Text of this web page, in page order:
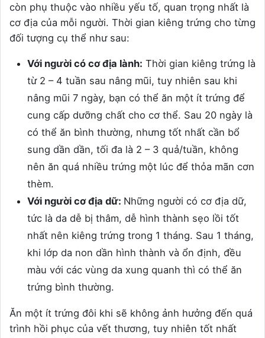
còn phụ thuộc vào nhiều yếu tố, quan trọng nhất là
cơ địa của mỗi người. Thời gian kiêng trứng cho từng
đối tượng cụ thể như sau:
Với người có cơ địa lành: Thời gian kiêng trứng là
từ 2 – 4 tuần sau nâng mũi, tuy nhiên sau khi
nâng mũi 7 ngày, bạn có thể ăn một ít trứng để
cung cấp dưỡng chất cho cơ thể. Sau 20 ngày là
có thể ăn bình thường, nhưng tốt nhất cần bổ
sung dần dần, tối đa là 2 – 3 quả/tuần, không
nên ăn quá nhiều trứng một lúc để thỏa mãn cơn
thèm.
Với người cơ địa dữ: Những người có cơ địa dữ,
tức là da dễ bị thâm, dễ hình thành sẹo lồi tốt
nhất nên kiêng trứng trong 1 tháng. Sau 1 tháng,
khi lớp da non dần hình thành và ổn định, đều
màu với các vùng da xung quanh thì có thể ăn
trứng bình thường.
Ăn một ít trứng đôi khi sẽ không ảnh hưởng đến quá
trình hồi phục của vết thương, tuy nhiên tốt nhất